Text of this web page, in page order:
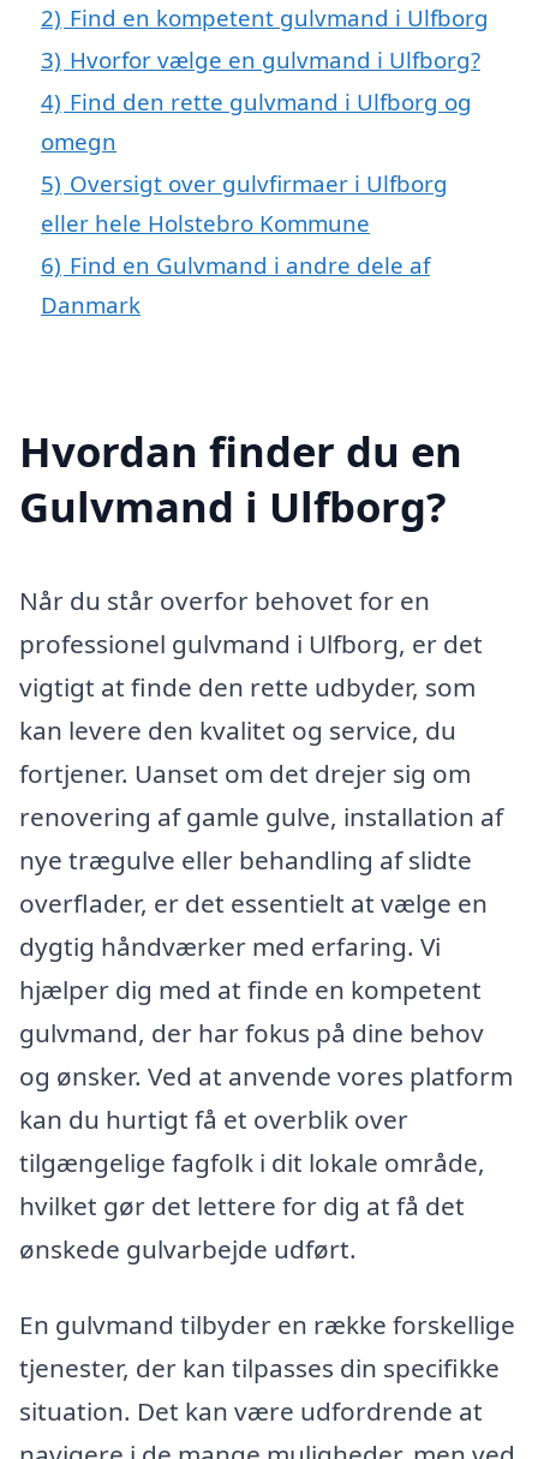
2) Find en kompetent gulvmand i Ulfborg
3) Hvorfor vælge en gulvmand i Ulfborg?
4) Find den rette gulvmand i Ulfborg og
omegn
5) Oversigt over gulvfirmaer i Ulfborg
eller hele Holstebro Kommune
6) Find en Gulvmand i andre dele af
Danmark
Hvordan finder du en
Gulvmand i Ulfborg?
Når du står overfor behovet for en
professionel gulvmand i Ulfborg, er det
vigtigt at finde den rette udbyder, som
kan levere den kvalitet og service, du
fortjener. Uanset om det drejer sig om
renovering af gamle gulve, installation af
nye trægulve eller behandling af slidte
overflader, er det essentielt at vælge en
dygtig håndværker med erfaring. Vi
hjælper dig med at finde en kompetent
gulvmand, der har fokus på dine behov
og ønsker. Ved at anvende vores platform
kan du hurtigt få et overblik over
tilgængelige fagfolk i dit lokale område,
hvilket gør det lettere for dig at få det
ønskede gulvarbejde udført.
En gulvmand tilbyder en række forskellige
tjenester, der kan tilpasses din specifikke
situation. Det kan være udfordrende at